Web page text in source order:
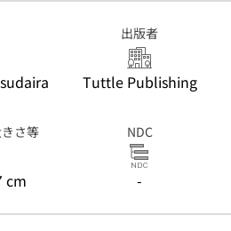
出版者
Tuttle Publishing
さ等
cm
NDC
-